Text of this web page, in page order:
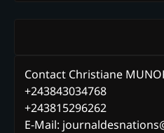
Contact Christiane
+243843034768
+243815296262
E-Mail: